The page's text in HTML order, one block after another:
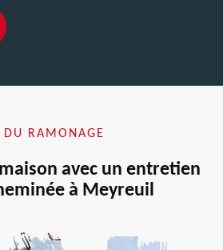
DU RAMONAGE
avec un entretien
à Meyreuil